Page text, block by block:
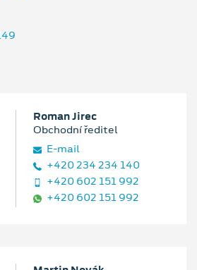
Roman Jirec
Obchodní ředitel
E‑mail
+420 234 234 140
+420 602 151 992
+420 602 151 992